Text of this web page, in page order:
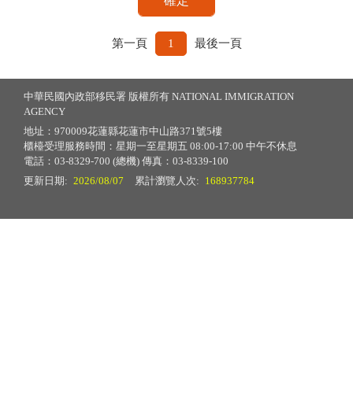
第一頁 1 最後一頁
中華民國內政部移民署 版權所有 NATIONAL IMMIGRATION
AGENCY
地址：970009花蓮縣花蓮市中山路371號5樓
櫃檯受理服務時間：星期一至星期五 08:00-17:00 中午不休息
電話：03-8329-700 (總機) 傳真：03-8339-100
更新日期: 2026/08/07 累計瀏覽人次: 168937784